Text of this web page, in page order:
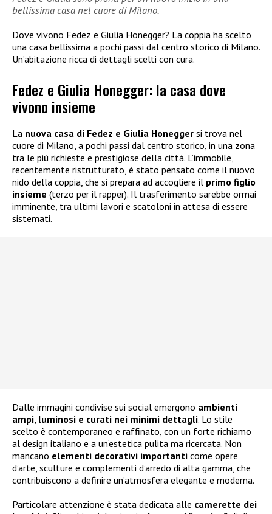
bellissima casa nel cuore di Milano.
Dove vivono Fedez e Giulia Honegger? La coppia ha scelto
una casa bellissima a pochi passi dal centro storico di Milano.
Un’abitazione ricca di dettagli scelti con cura.
Fedez e Giulia Honegger: la casa dove
vivono insieme
La nuova casa di Fedez e Giulia Honegger si trova nel
cuore di Milano, a pochi passi dal centro storico, in una zona
tra le più richieste e prestigiose della città. L’immobile,
recentemente ristrutturato, è stato pensato come il nuovo
nido della coppia, che si prepara ad accogliere il primo figlio
insieme (terzo per il rapper). Il trasferimento sarebbe ormai
imminente, tra ultimi lavori e scatoloni in attesa di essere
sistemati.
Dalle immagini condivise sui social emergono ambienti
ampi, luminosi e curati nei minimi dettagli. Lo stile
scelto è contemporaneo e raffinato, con un forte richiamo
al design italiano e a un’estetica pulita ma ricercata. Non
mancano elementi decorativi importanti come opere
d’arte, sculture e complementi d’arredo di alta gamma, che
contribuiscono a definire un’atmosfera elegante e moderna.
Particolare attenzione è stata dedicata alle camerette dei